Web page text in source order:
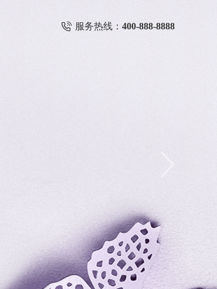
服务热线： 400-888-8888